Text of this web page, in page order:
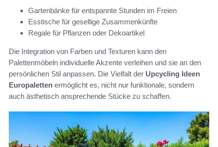
Gartenbänke für entspannte Stunden im Freien
Esstische für gesellige Zusammenkünfte
Regale für Pflanzen oder Dekoartikel
Die Integration von Farben und Texturen kann den
Palettenmöbeln individuelle Akzente verleihen und sie an den
persönlichen Stil anpassen. Die Vielfalt der Upcycling Ideen
Europaletten ermöglicht es, nicht nur funktionale, sondern
auch ästhetisch ansprechende Stücke zu schaffen.